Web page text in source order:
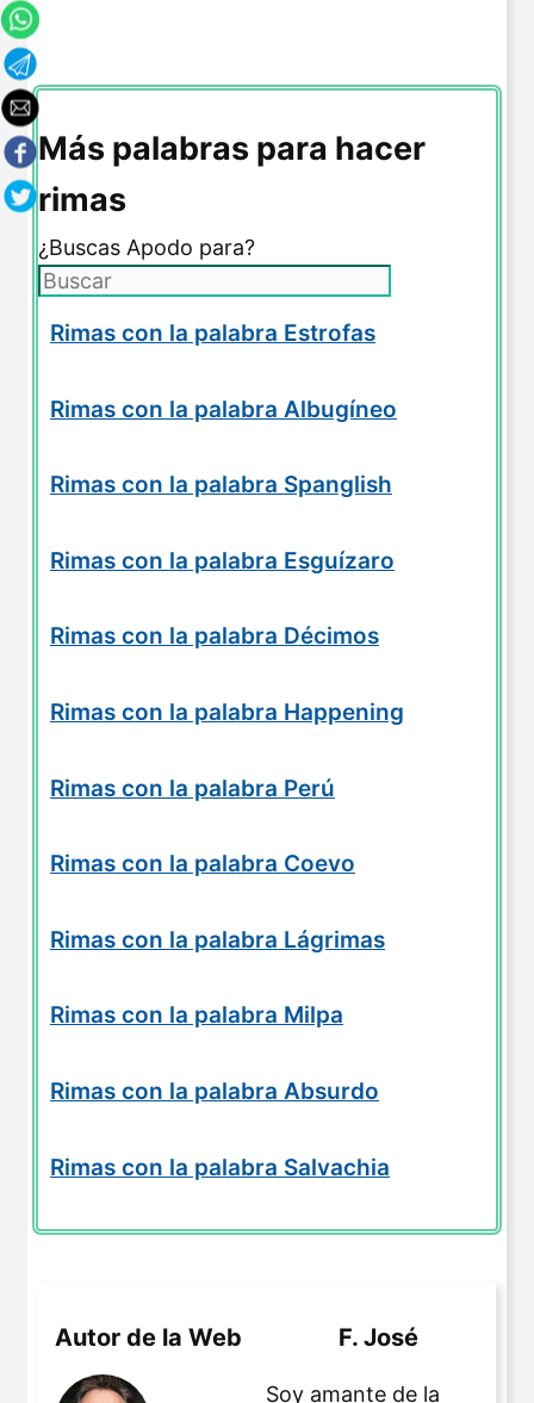
Más palabras para hacer
rimas
¿Buscas Apodo para?
Rimas con la palabra Estrofas
Rimas con la palabra Albugíneo
Rimas con la palabra Spanglish
Rimas con la palabra Esguízaro
Rimas con la palabra Décimos
Rimas con la palabra Happening
Rimas con la palabra Perú
Rimas con la palabra Coevo
Rimas con la palabra Lágrimas
Rimas con la palabra Milpa
Rimas con la palabra Absurdo
Rimas con la palabra Salvachia
Autor de la Web F. José
Soy amante de la